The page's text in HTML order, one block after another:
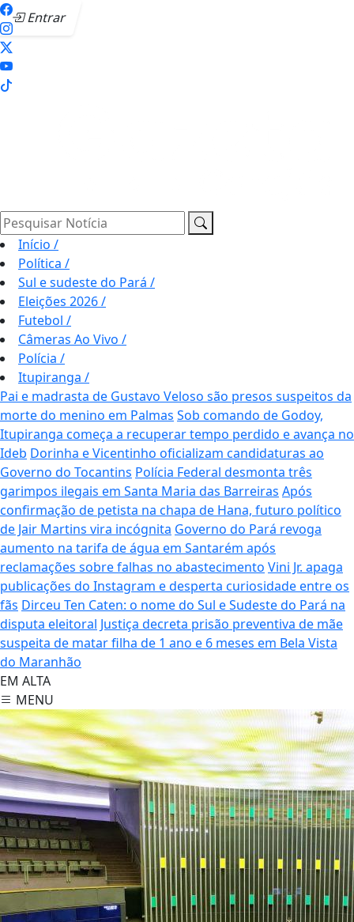
Entrar
Pesquisar Notícia
Início /
Política /
Sul e sudeste do Pará /
Eleições 2026/
Futebol /
Câmeras Ao Vivo /
Polícia /
Itupiranga /
Pai e madrasta de Gustavo Veloso são presos suspeitos da
morte do menino em Palmas Sob comando de Godoy,
Itupiranga começa a recuperar tempo perdido e avança no
Ideb Dorinha e Vicentinho oficializam candidaturas ao
Governo do Tocantins Polícia Federal desmonta três
garimpos ilegais em Santa Maria das Barreiras Após
confirmação de petista na chapa de Hana, futuro político
de Jair Martins vira incógnita Governo do Pará revoga
aumento na tarifa de água em Santarém após
reclamações sobre falhas no abastecimento Vini Jr. apaga
publicações do Instagram e desperta curiosidade entre os
fãs Dirceu Ten Caten: o nome do Sul e Sudeste do Pará na
disputa eleitoral Justiça decreta prisão preventiva de mãe
suspeita de matar filha de 1 ano e 6 meses em Bela Vista
do Maranhão
EM ALTA
MENU